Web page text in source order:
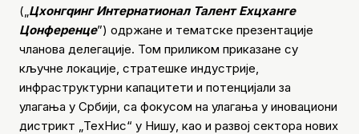
(„ Цхонгqинг Интернатионал Талент Еxцханге
Цонференце”) одржане и тематске презентације
чланова делегације. Том приликом приказане су
кључне локације, стратешке индустрије,
инфраструктурни капацитети и потенцијали за
улагања у Србији, са фокусом на улагања у иновациони
дистрикт „ТехНис“ у Нишу, као и развој сектора нових